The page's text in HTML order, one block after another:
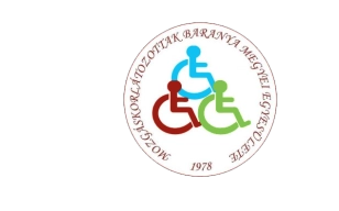
Fő tartalom átugrása